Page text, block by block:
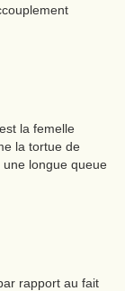
la femelle
la tortue de
une longue queue
rapport au fait